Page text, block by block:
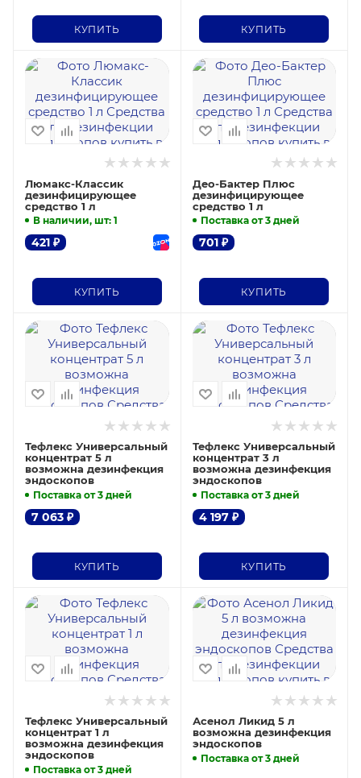
КУПИТЬ КУПИТЬ
Люмакс-Классик
дезинфицирующее
средство 1 л
В наличии, шт: 1
421 ₽
КУПИТЬ
Део-Бактер Плюс
дезинфицирующее
средство 1 л
Поставка от 3 дней
701₽
КУПИТЬ
Тефлекс Универсальный
концентрат 5 л
возможна дезинфекция
эндоскопов
Поставка от 3 дней
7 063 ₽
КУПИТЬ
Тефлекс Универсальный
концентрат 3 л
возможна дезинфекция
эндоскопов
Поставка от 3 дней
4 197₽
КУПИТЬ
Тефлекс Универсальный
концентрат 1 л
возможна дезинфекция
эндоскопов
Поставка от 3 дней
Асенол Ликид 5 л
возможна дезинфекция
эндоскопов
Поставка от 3 дней